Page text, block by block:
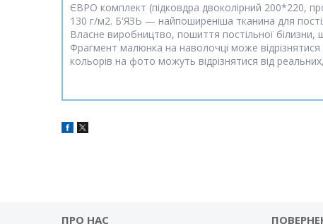
ЄВРО комплект (підковдра двоколірний 200*220,
130 г/м2. Б'ЯЗЬ — найпоширеніша тканина для
Власне виробництво, пошиття постільної
Фрагмент малюнка на наволочці може
кольорів на фото можуть відрізнятися від
ПРО НАС